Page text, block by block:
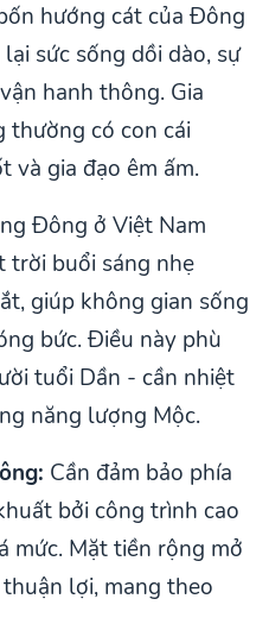
hướng cát của Đông
sức sống dồi dào, sự
hanh thông. Gia
thường có con cái
và gia đạo êm ấm.
Đông ở Việt Nam
trời buổi sáng nhẹ
giúp không gian sống
bức. Điều này phù
tuổi Dần - cần nhiệt
năng lượng Mộc.
Cần đảm bảo phía
bởi công trình cao
mức. Mặt tiền rộng mở
lợi, mang theo